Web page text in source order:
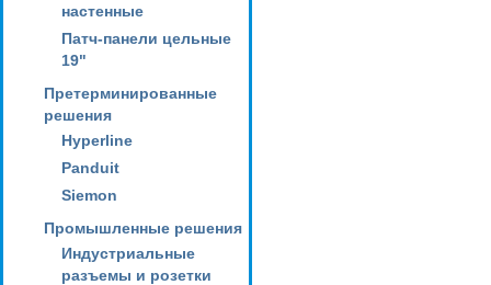
настенные
Патч-панели цельные
19"
Претерминированные
решения
Hyperline
Panduit
Siemon
Промышленные решения
Индустриальные
разъемы и розетки